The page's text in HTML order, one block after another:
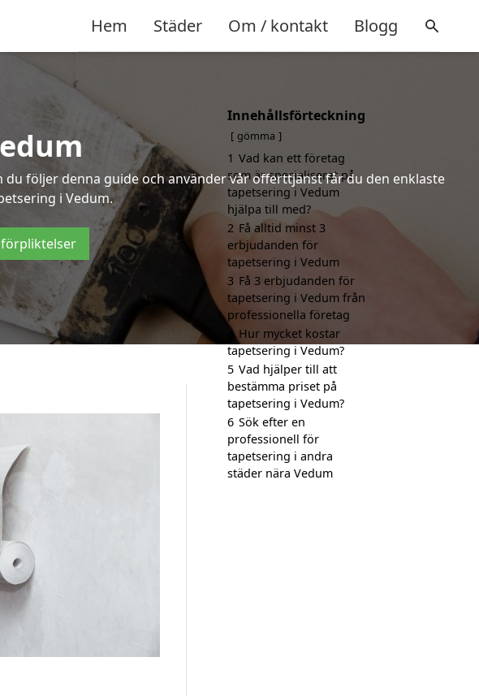
Hem Städer Om / kontakt Blogg
följer denna guide och använder vår offerttjänst får du den enklaste
i Vedum.
förpliktelser
Innehållsförteckning
gömma
1 Vad kan ett företag
som är specialiserat på
tapetsering i Vedum
hjälpa till med?
2 Få alltid minst 3
erbjudanden för
tapetsering i Vedum
3 Få 3 erbjudanden för
tapetsering i Vedum från
professionella företag
4 Hur mycket kostar
tapetsering i Vedum?
5 Vad hjälper till att
bestämma priset på
tapetsering i Vedum?
6 Sök efter en
professionell för
tapetsering i andra
städer nära Vedum